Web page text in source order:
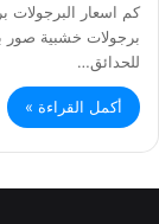
كم اسعار البرجولات
برجولات خشبية صور
للحدائق…
أكمل القراءة »